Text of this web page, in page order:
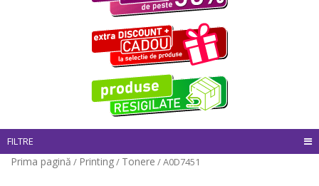
FILTRE
Prima pagină / Printing/ Tonere / A0D7451